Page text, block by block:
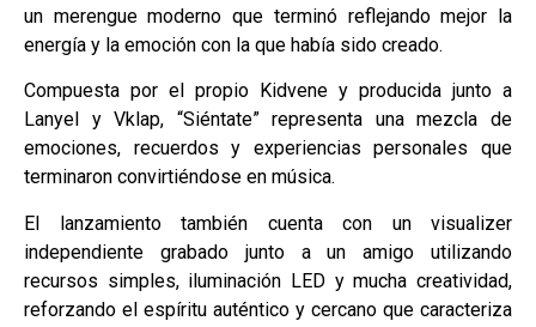
un merengue moderno que terminó reflejando mejor la
energía y la emoción con la que había sido creado.
Compuesta por el propio Kidvene y producida junto a
Lanyel y Vklap, “Siéntate” representa una mezcla de
emociones, recuerdos y experiencias personales que
terminaron convirtiéndose en música.
El lanzamiento también cuenta con un visualizer
independiente grabado junto a un amigo utilizando
recursos simples, iluminación LED y mucha creatividad,
reforzando el espíritu auténtico y cercano que caracteriza